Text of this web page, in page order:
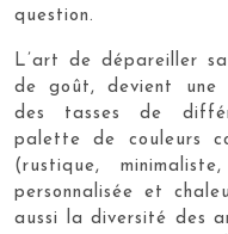
question.
L’art de dépareiller
de goût, devient une
des tasses de
palette de couleurs
(rustique,
personnalisée et
aussi la diversité des